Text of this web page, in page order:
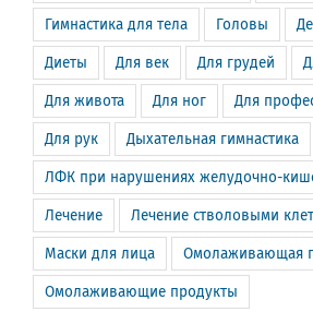
Гимнастика для тела Головы
Диеты Для век Для грудей
Для живота Для ног Для
Для рук Дыхательная гимнастика
ЛФК при нарушениях желудочно-
Лечение Лечение стволовыми
Маски для лица Омолаживающая
Омолаживающие продукты